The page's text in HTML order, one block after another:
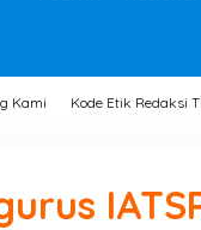
Kami Kode Etik Redaksi